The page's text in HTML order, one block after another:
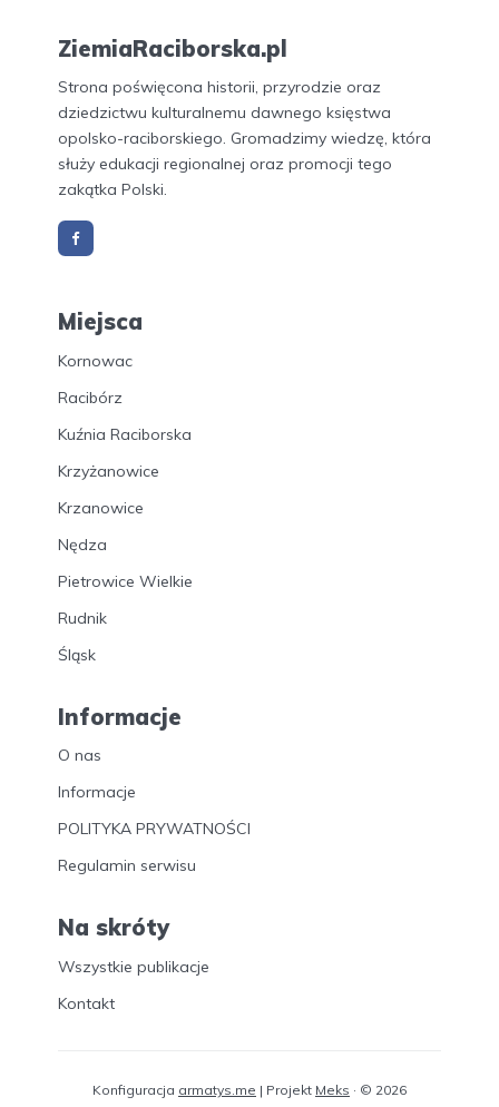
ZiemiaRaciborska.pl
Strona poświęcona historii, przyrodzie oraz
dziedzictwu kulturalnemu dawnego księstwa
opolsko-raciborskiego. Gromadzimy wiedzę, która
służy edukacji regionalnej oraz promocji tego
zakątka Polski.
Miejsca
Kornowac
Racibórz
Kuźnia Raciborska
Krzyżanowice
Krzanowice
Nędza
Pietrowice Wielkie
Rudnik
Śląsk
Informacje
O nas
Informacje
POLITYKA PRYWATNOŚCI
Regulamin serwisu
Na skróty
Wszystkie publikacje
Kontakt
Konfiguracja armatys.me | Projekt Meks · © 2026